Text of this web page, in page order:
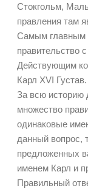
Стокгольм,
правления там
Самым главным
правительство
Действующим
Карл XVI Густав.
За всю историю
множество
одинаковые
данный вопрос,
предложенных
именем Карл и
Правильный